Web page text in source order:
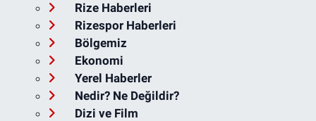
Rize Haberleri
Rizespor Haberleri
Bölgemiz
Ekonomi
Yerel Haberler
Nedir? Ne Değildir?
Dizi ve Film